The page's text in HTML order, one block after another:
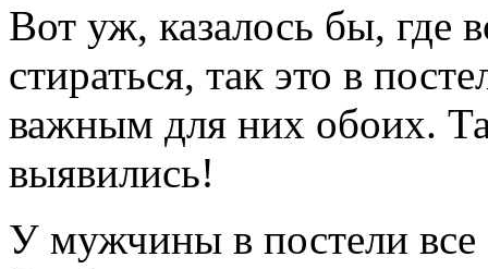
Вот уж, казалось бы, где
стираться, так это в
важным для них обоих.
выявились!
У мужчины в постели все